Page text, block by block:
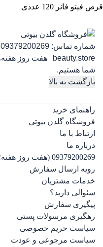
قرص فیتو فانر 120 عددی
شماره تماس: 09379200269
beauty.store
|
شما هستیم.
بازگشت به بالا
راهنمای خرید
فروشگاه گلدن بیوتی
ارتباط با ما
درباره ما
09379200269 (هفت روز هفته؛ 24 ساعته)
رویه ارسال سفارش
خدمات مشتریان
سئوالی دارید؟
پیگیری سفارش
رهگیری مرسولات پستی
سیاست حریم خصوصی
سیاست مرجوعی و عودت